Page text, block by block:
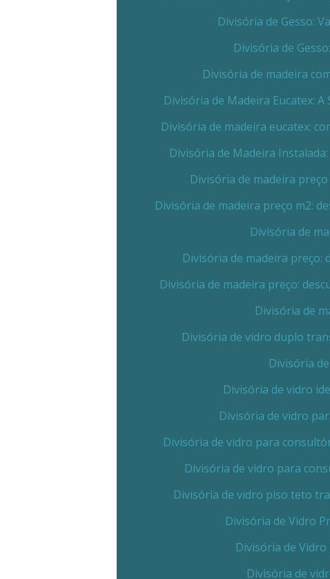
Divisória de Gesso:
Divisória de
Divisória de madeira
Divisória de Madeira Eucatex:
Divisória de madeira eucatex:
Divisória de Madeira
Divisória de madeira
Divisória de madeira preço m2:
Divisória de
Divisória de madeira preço:
Divisória de madeira preço:
Divisória de
Divisória de vidro duplo
Divisória
Divisória de vidro
Divisória de vidro
Divisória de vidro para
Divisória de vidro para
Divisória de vidro piso teto
Divisória de Vidro
Divisória de
Divisória de